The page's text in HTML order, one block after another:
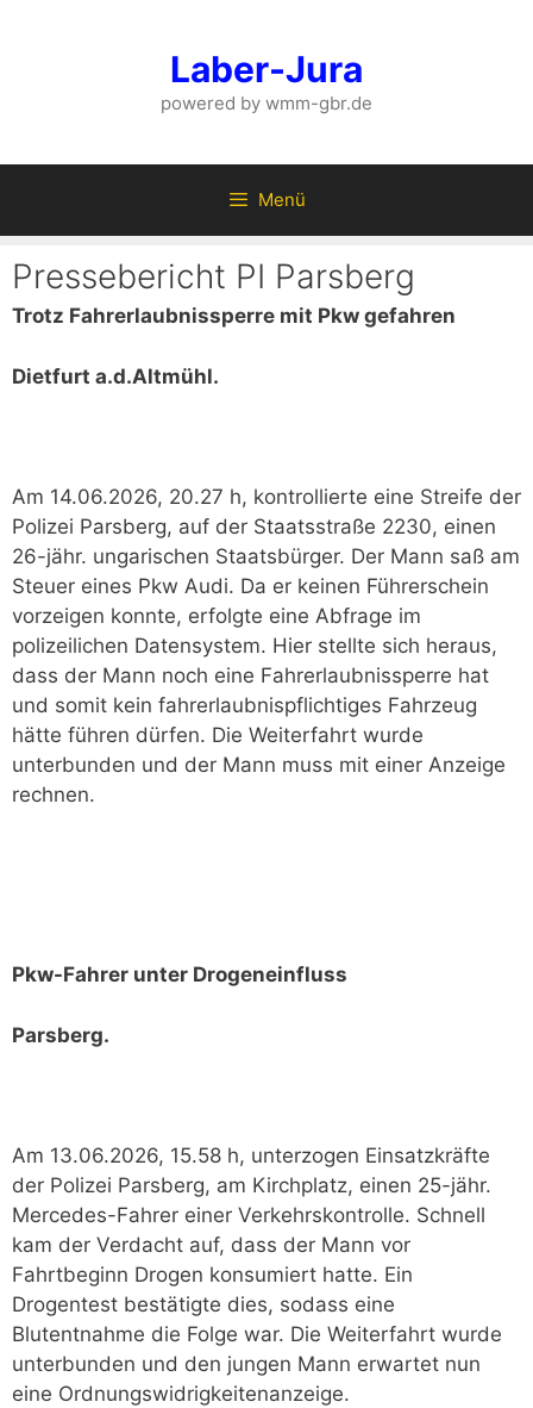
Laber-Jura
powered by wmm-gbr.de
Menü
Pressebericht PI Parsberg
Trotz Fahrerlaubnissperre mit Pkw gefahren
Dietfurt a.d.Altmühl.
Am 14.06.2026, 20.27 h, kontrollierte eine Streife der
Polizei Parsberg, auf der Staatsstraße 2230, einen
26-jähr. ungarischen Staatsbürger. Der Mann saß am
Steuer eines Pkw Audi. Da er keinen Führerschein
vorzeigen konnte, erfolgte eine Abfrage im
polizeilichen Datensystem. Hier stellte sich heraus,
dass der Mann noch eine Fahrerlaubnissperre hat
und somit kein fahrerlaubnispflichtiges Fahrzeug
hätte führen dürfen. Die Weiterfahrt wurde
unterbunden und der Mann muss mit einer Anzeige
rechnen.
Pkw-Fahrer unter Drogeneinfluss
Parsberg.
Am 13.06.2026, 15.58 h, unterzogen Einsatzkräfte
der Polizei Parsberg, am Kirchplatz, einen 25-jähr.
Mercedes-Fahrer einer Verkehrskontrolle. Schnell
kam der Verdacht auf, dass der Mann vor
Fahrtbeginn Drogen konsumiert hatte. Ein
Drogentest bestätigte dies, sodass eine
Blutentnahme die Folge war. Die Weiterfahrt wurde
unterbunden und den jungen Mann erwartet nun
eine Ordnungswidrigkeitenanzeige.